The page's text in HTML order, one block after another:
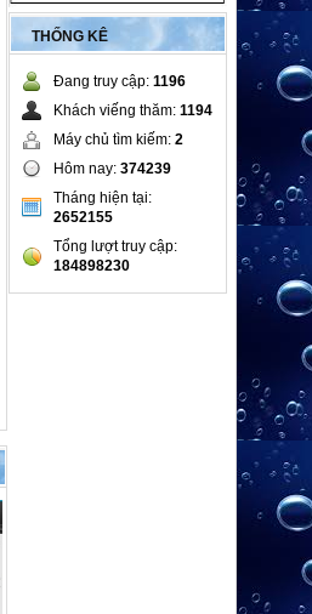
THỐNG KÊ
Đang truy cập: 1196
Khách viếng thăm: 1194
Máy chủ tìm kiếm: 2
Hôm nay: 374239
Tháng hiện tại:
2652155
Tổng lượt truy cập:
184898230